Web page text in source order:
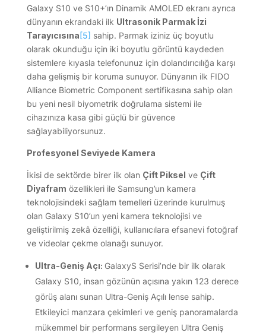
Galaxy S10 ve S10+’ın Dinamik AMOLED ekranı ayrıca
dünyanın ekrandaki ilk Ultrasonik Parmak İzi
Tarayıcısına[5] sahip. Parmak iziniz üç boyutlu
olarak okunduğu için iki boyutlu görüntü kaydeden
sistemlere kıyasla telefonunuz için dolandırıcılığa karşı
daha gelişmiş bir koruma sunuyor. Dünyanın ilk FIDO
Alliance Biometric Component sertifikasına sahip olan
bu yeni nesil biyometrik doğrulama sistemi ile
cihazınıza kasa gibi güçlü bir güvence
sağlayabiliyorsunuz.
Profesyonel Seviyede Kamera
İkisi de sektörde birer ilk olan Çift Piksel ve Çift
Diyafram özellikleri ile Samsung’un kamera
teknolojisindeki sağlam temelleri üzerinde kurulmuş
olan Galaxy S10’un yeni kamera teknolojisi ve
geliştirilmiş zekâ özelliği, kullanıcılara efsanevi fotoğraf
ve videolar çekme olanağı sunuyor.
Ultra-Geniş Açı: GalaxyS Serisi’nde bir ilk olarak
Galaxy S10, insan gözünün açısına yakın 123 derece
görüş alanı sunan Ultra-Geniş Açılı lense sahip.
Etkileyici manzara çekimleri ve geniş panoramalarda
mükemmel bir performans sergileyen Ultra Geniş